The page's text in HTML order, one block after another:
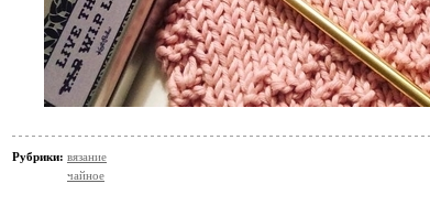
Рубрики: вязание
чайное